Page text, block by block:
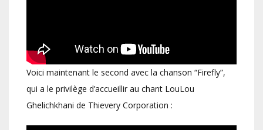
Voici maintenant le second avec la chanson “Firefly”,
qui a le privilège d’accueillir au chant LouLou
Ghelichkhani de Thievery Corporation :